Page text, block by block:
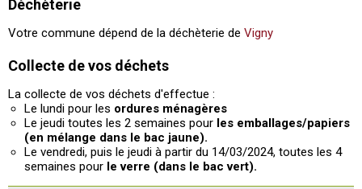
Déchèterie
Votre commune dépend de la déchèterie de Vigny
Collecte de vos déchets
La collecte de vos déchets d'effectue :
Le lundi pour les ordures ménagères
Le jeudi toutes les 2 semaines pour les emballages/papiers
(en mélange dans le bac jaune).
Le vendredi, puis le jeudi à partir du 14/03/2024, toutes les 4
semaines pour le verre (dans le bac vert).